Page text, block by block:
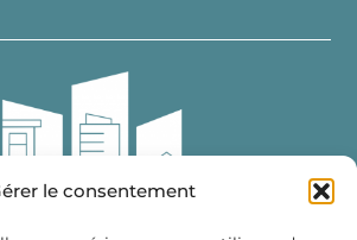
le consentement